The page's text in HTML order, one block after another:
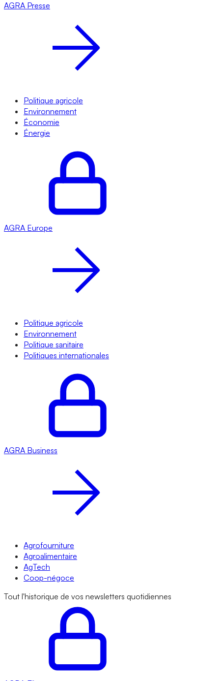
AGRA Presse
Politique agricole
Environnement
Économie
Énergie
AGRA Europe
Politique agricole
Environnement
Politique sanitaire
Politiques internationales
AGRA Business
Agrofourniture
Agroalimentaire
AgTech
Coop-négoce
Tout l'historique de vos newsletters quotidiennes